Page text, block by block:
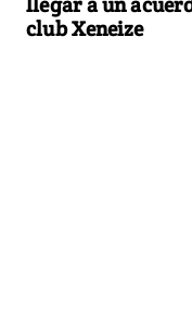
club Xeneize